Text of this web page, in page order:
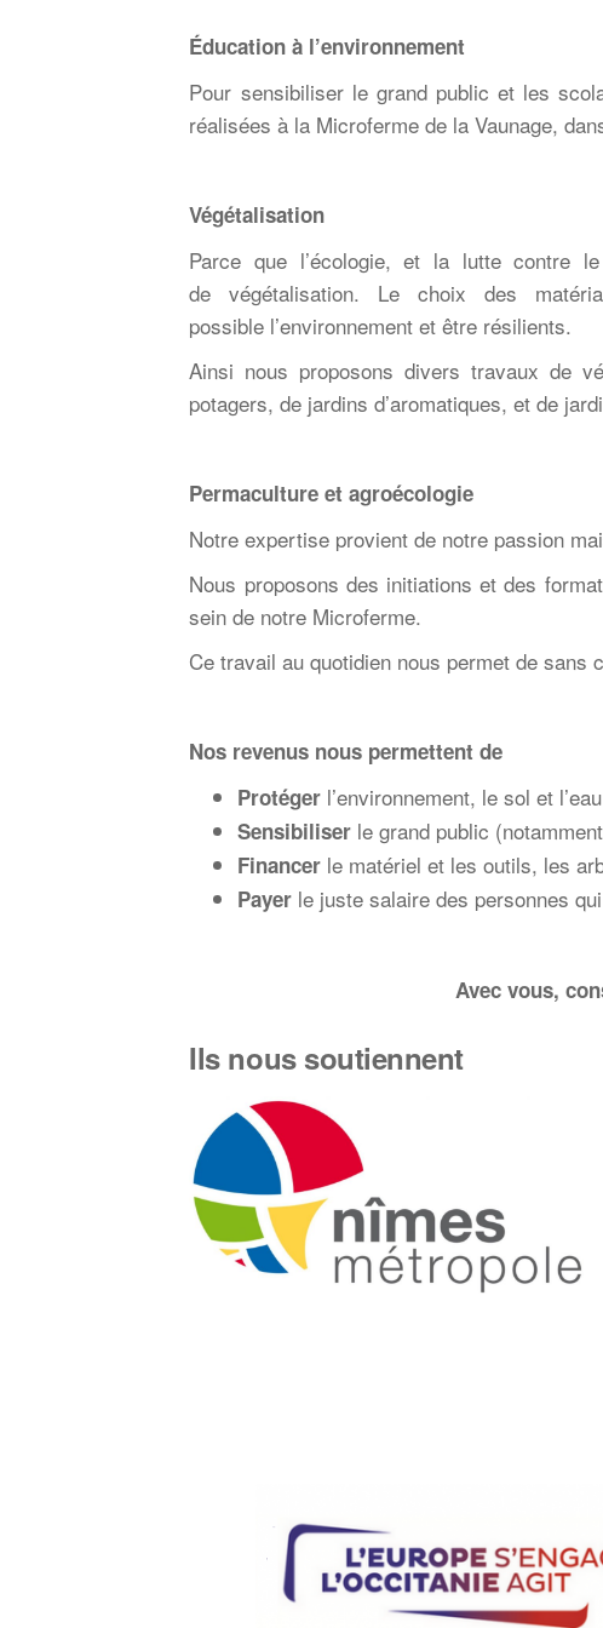
Éducation à l’environnement
Pour sensibiliser le grand public et les
réalisées à la Microferme de la Vaunage,
Végétalisation
Parce que l’écologie, et la lutte contre le
devégétalisation. Le choix des
possible l’environnement et être résilients.
Ainsi nous proposons divers travaux de
potagers, de jardins d’aromatiques, et de
Permaculture et agroécologie
Notre expertise provient de notre passion
Nous proposons des initiations et des
sein de notre Microferme.
Ce travail au quotidien nous permet de
Nos revenus nous permettent de
Protéger l’environnement, le sol et
Sensibiliser le grand public
Financer le matériel et les outils, les
Payer le juste salaire des personnes
Avec vous,
Ils nous soutiennent